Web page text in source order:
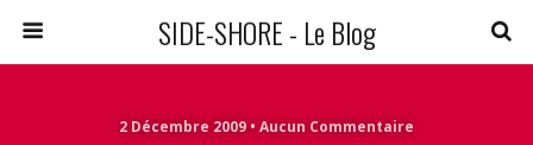
SIDE-SHORE - Le Blog
2 Décembre 2009 • Aucun Commentaire